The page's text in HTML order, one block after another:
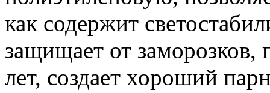
как содержит
защищает от заморозков,
лет, создает хороший